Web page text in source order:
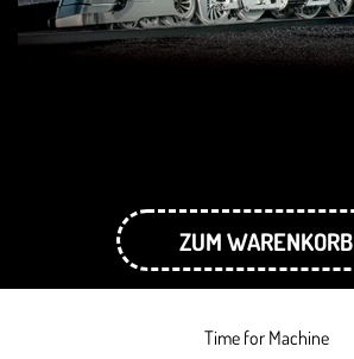
ZUM WARENKORB
Time for Machine